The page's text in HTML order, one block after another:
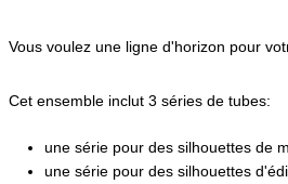
Vous voulez une ligne d'horizon pour
Cet ensemble inclut 3 séries de tubes:
une série pour des silhouettes de
une série pour des silhouettes